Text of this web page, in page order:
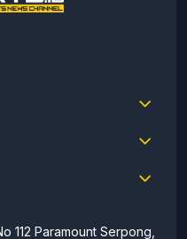
112 Paramount Serpong,